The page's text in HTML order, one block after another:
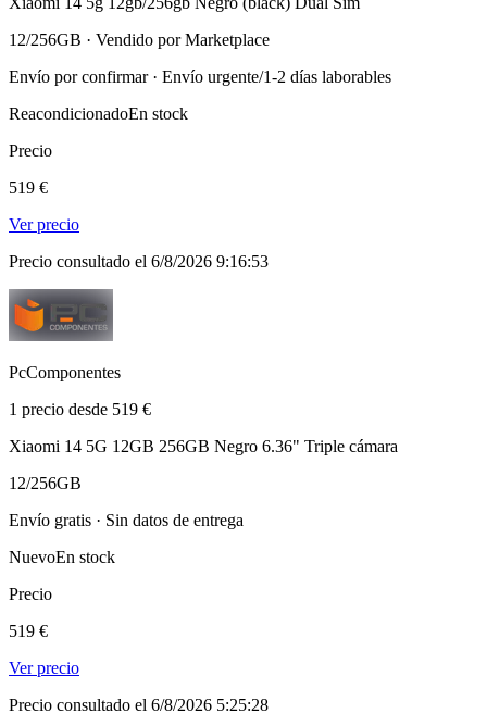
12/256GB · Vendido por Marketplace
Envío por confirmar · Envío urgente/1-2 días laborables
ReacondicionadoEn stock
Precio
519 €
Ver precio
Precio consultado el 6/8/2026 9:16:53
PcComponentes
1 precio desde 519 €
Xiaomi 14 5G 12GB 256GB Negro 6.36" Triple cámara
12/256GB
Envío gratis · Sin datos de entrega
NuevoEn stock
Precio
519 €
Ver precio
Precio consultado el 6/8/2026 5:25:28